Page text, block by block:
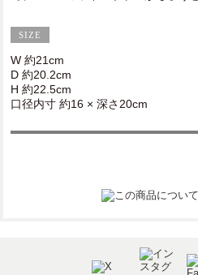
W 約21cm
D 約20.2cm
H 約22.5cm
口径内寸 約16 × 深さ20cm